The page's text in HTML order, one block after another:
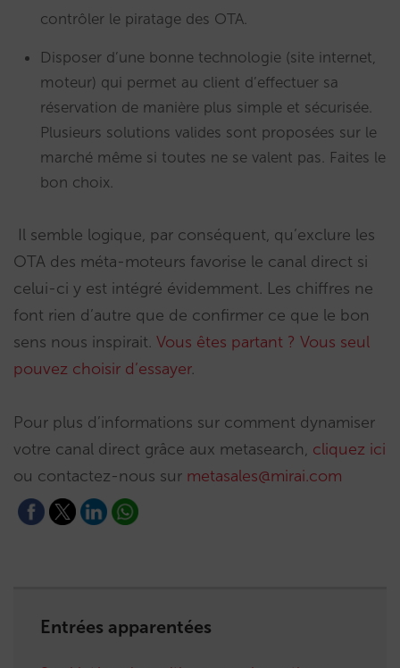
contrôler le piratage des OTA.
Disposer d’une bonne technologie (site internet,
moteur) qui permet au client d’effectuer sa
réservation de manière plus simple et sécurisée.
Plusieurs solutions valides sont proposées sur le
marché même si toutes ne se valent pas. Faites le
bon choix.
Il semble logique, par conséquent, qu’exclure les
OTA des méta-moteurs favorise le canal direct si
celui-ci y est intégré évidemment. Les chiffres ne
font rien d’autre que de confirmer ce que le bon
sens nous inspirait. Vous êtes partant ? Vous seul
pouvez choisir d’essayer.
Pour plus d’informations sur comment dynamiser
votre canal direct grâce aux metasearch, cliquez ici
ou contactez-nous sur metasales@mirai.com
Entrées apparentées